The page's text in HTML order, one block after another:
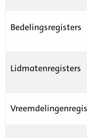
Bedelingsregisters
Lidmatenregisters